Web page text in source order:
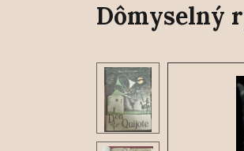
Dômyselný